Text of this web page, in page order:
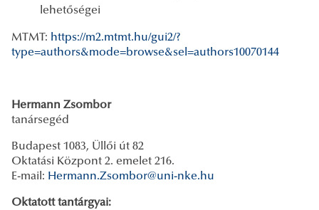
lehetőségei
MTMT: https://m2.mtmt.hu/gui2/?
type=authors&mode=browse&sel=authors10070144
Hermann Zsombor
tanársegéd
Budapest 1083, Üllői út 82
Oktatási Központ 2. emelet 216.
E-mail: Hermann.Zsombor@uni-nke.hu
Oktatott tantárgyai: